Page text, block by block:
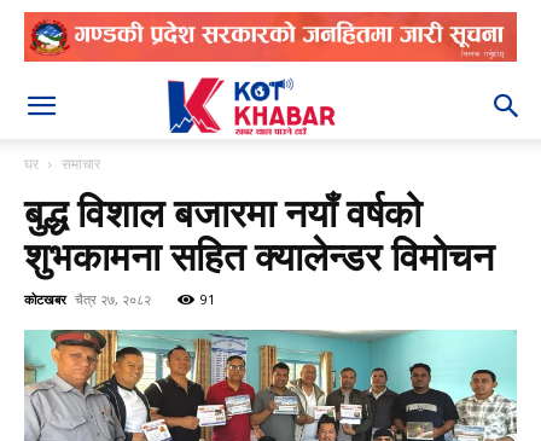
घर समाचार
बुद्ध विशाल बजारमा नयाँ वर्षको
शुभकामना सहित क्यालेन्डर विमोचन
कोटखबर चैत्र २७, २०८२ 91